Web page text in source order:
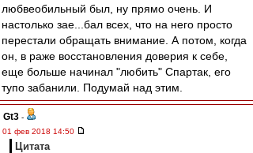
любвеобильный был, ну прямо очень. И
настолько зае...бал всех, что на него просто
перестали обращать внимание. А потом, когда
он, в раже восстановления доверия к себе,
еще больше начинал "любить" Спартак, его
тупо забанили. Подумай над этим.
Gt3 -
01 фев 2018 14:50
Цитата